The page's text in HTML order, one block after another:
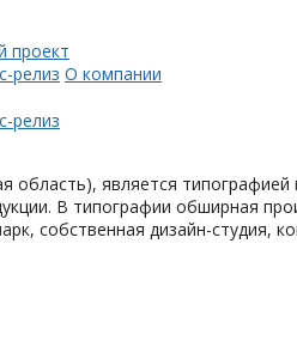
релиз О компании
релиз
является типографией
В типографии обширная
собственная дизайн-студия,